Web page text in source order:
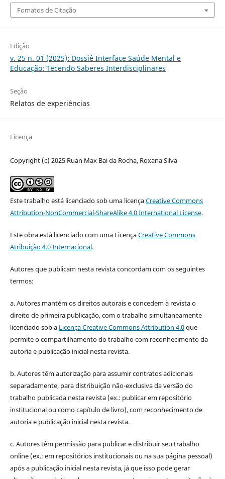
Fomatos de Citação
Edição
v. 25 n. 01 (2025): Dossiê Interface Saúde Mental e
Educação: Tecendo Saberes Interdisciplinares
Seção
Relatos de experiências
Licença
Copyright (c) 2025 Ruan Max Bai da Rocha, Roxana Silva
Este trabalho está licenciado sob uma licençaCreative Commons
Attribution-NonCommercial-ShareAlike 4.0 International License.
Este obra está licenciado com uma LicençaCreative Commons
Atribuição 4.0 Internacional.
Autores que publicam nesta revista concordam com os seguintes
termos:
a. Autores mantém os direitos autorais e concedem à revista o
direito de primeira publicação, com o trabalho simultaneamente
licenciado sob a Licença Creative Commons Attribution 4.0que
permite o compartilhamento do trabalho com reconhecimento da
autoria e publicação inicial nesta revista.
b. Autores têm autorização para assumir contratos adicionais
separadamente, para distribuição não-exclusiva da versão do
trabalho publicada nesta revista (ex.: publicar em repositório
institucional ou como capítulo de livro), com reconhecimento de
autoria e publicação inicial nesta revista.
c. Autores têm permissão para publicar e distribuir seu trabalho
online (ex.: em repositórios institucionais ou na sua página pessoal)
após a publicação inicial nesta revista, já que isso pode gerar